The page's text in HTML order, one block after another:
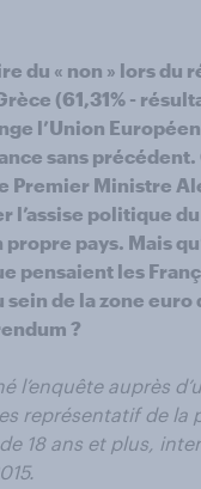
du « non » lors du
(61,31% -
l’Union
sans
Premier Ministre
l’assise politique
propre pays. Mais
pensaient les
sein de la zone
?
l’enquête auprès
représentatif de la
18 ans et plus,